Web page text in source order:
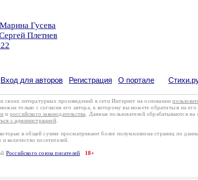
Гусева
Плетнев
Вход для авторов Регистрация О портале
своих литературных произведений в сети Интернет на основании
только с согласия его автора, к которому вы можете обратиться на
и российского законодательства . Данные пользователей обрабатываются на
с администрацией.
в общей сумме просматривают более полумиллиона страниц по
количество посетителей.
Российского союза писателей 18+